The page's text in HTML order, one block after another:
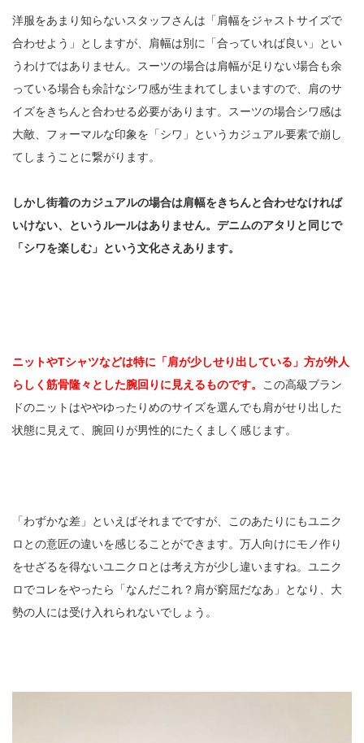
洋服をあまり知らないスタッフさんは「肩幅をジャストサイズで
合わせよう」としますが、肩幅は別に「合っていれば良い」とい
うわけではありません。スーツの場合は肩幅が足りない場合も余
っている場合も余計なシワ感が生まれてしまいますので、肩のサ
イズをきちんと合わせる必要があります。スーツの場合シワ感は
大敵、フォーマルな印象を「シワ」というカジュアル要素で崩し
てしまうことに繋がります。
しかし街着のカジュアルの場合は肩幅をきちんと合わせなければ
いけない、というルールはありません。デニムのアタリと同じで
「シワを楽しむ」という文化さえあります。
ニットやTシャツなどは特に「肩が少しせり出している」方が外人
らしく筋骨隆々とした腕回りに見えるものです。
この高級ブラン
ドのニットはややゆったりめのサイズを選んでも肩がせり出した
状態に見えて、腕回りが男性的にたくましく感じます。
「わずかな差」といえばそれまでですが、このあたりにもユニク
ロとの意匠の違いを感じることができます。万人向けにモノ作り
をせざるを得ないユニクロとは考え方が少し違いますね。ユニク
ロでコレをやったら「なんだこれ？肩が窮屈だなあ」となり、大
勢の人には受け入れられないでしょう。